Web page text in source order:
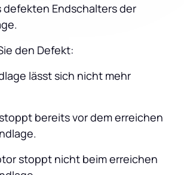
defekten Endschalters der
den Defekt:
lässt sich nicht mehr
bereits vor dem erreichen
stoppt nicht beim erreichen